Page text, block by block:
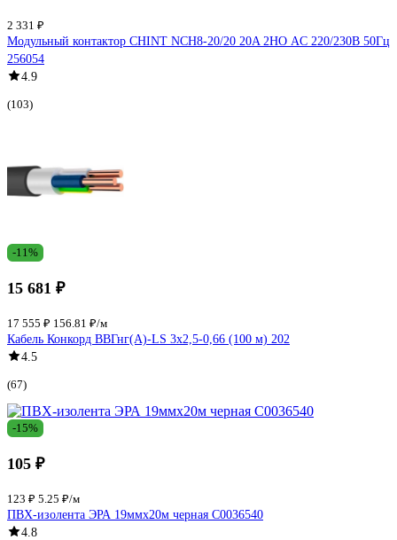
2 331 ₽
Модульный контактор CHINT NCH8-20/20 20A 2НО AC 220/230В 50Гц
256054
4.9
(103)
-11%
15 681 ₽
17 555 ₽ 156.81 ₽/м
Кабель Конкорд ВВГнг(А)-LS 3х2,5-0,66 (100 м) 202
4.5
(67)
-15%
105 ₽
123 ₽ 5.25 ₽/м
ПВХ-изолента ЭРА 19ммх20м черная C0036540
4.8